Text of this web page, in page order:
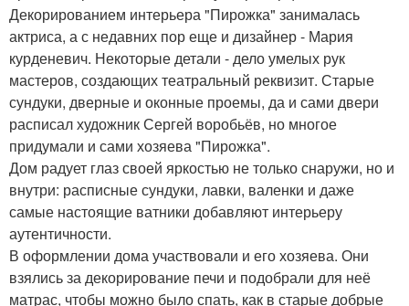
Декорированием интерьера "Пирожка" занималась
актриса, а с недавних пор еще и дизайнер - Мария
курденевич. Некоторые детали - дело умелых рук
мастеров, создающих театральный реквизит. Старые
сундуки, дверные и оконные проемы, да и сами двери
расписал художник Сергей воробьёв, но многое
придумали и сами хозяева "Пирожка".
Дом радует глаз своей яркостью не только снаружи, но и
внутри: расписные сундуки, лавки, валенки и даже
самые настоящие ватники добавляют интерьеру
аутентичности.
В оформлении дома участвовали и его хозяева. Они
взялись за декорирование печи и подобрали для неё
матрас, чтобы можно было спать, как в старые добрые